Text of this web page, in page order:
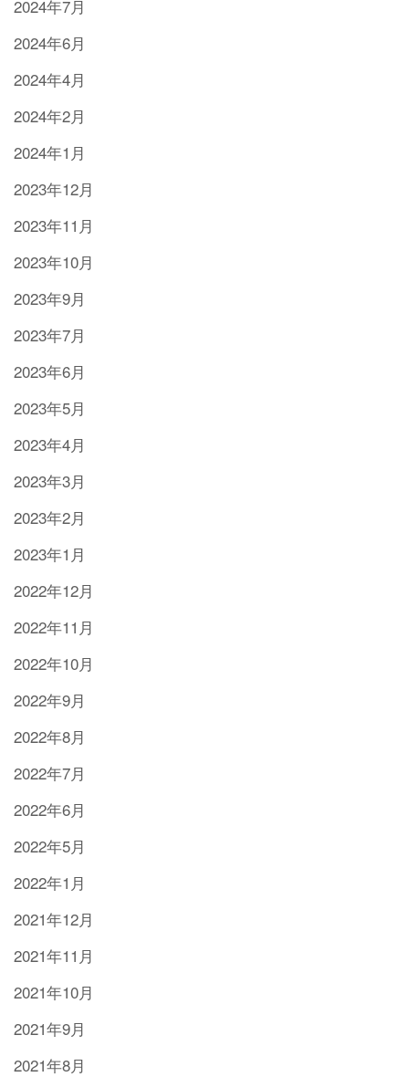
2024年7月
2024年6月
2024年4月
2024年2月
2024年1月
2023年12月
2023年11月
2023年10月
2023年9月
2023年7月
2023年6月
2023年5月
2023年4月
2023年3月
2023年2月
2023年1月
2022年12月
2022年11月
2022年10月
2022年9月
2022年8月
2022年7月
2022年6月
2022年5月
2022年1月
2021年12月
2021年11月
2021年10月
2021年9月
2021年8月